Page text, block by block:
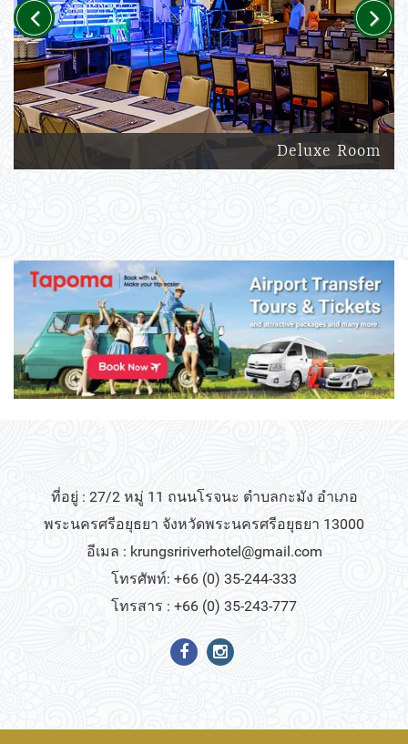
Deluxe Room
Previous Next
ที่อยู่ : 27/2 หมู่ 11 ถนนโรจนะ ตำบลกะมัง อำเภอ
พระนครศรีอยุธยา จังหวัดพระนครศรีอยุธยา 13000
อีเมล : krungsririverhotel@gmail.com
โทรศัพท์: +66 (0) 35-244-333
โทรสาร : +66 (0) 35-243-777